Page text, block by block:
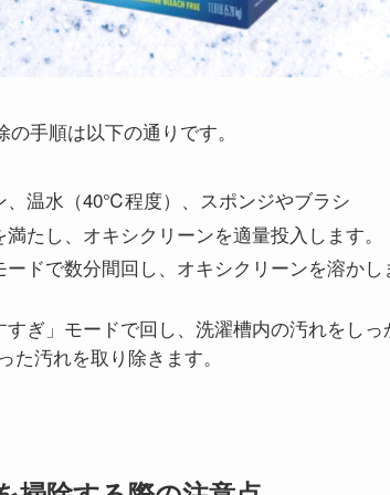
手順は以下の通りです。
、温水（40℃程度）、スポンジやブラシ
たし、オキシクリーンを適量投入します。
ドで数分間回し、オキシクリーンを溶か
ぎ」モードで回し、洗濯槽内の汚れをし
汚れを取り除きます。